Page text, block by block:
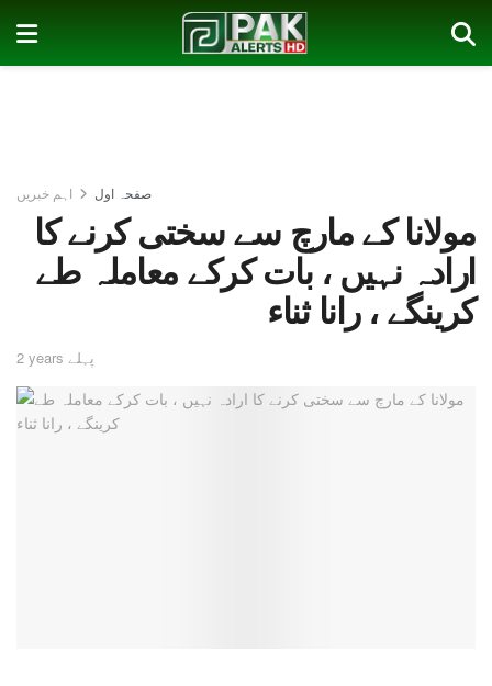
صفحہ اول اہم خبریں
مولانا کے مارچ سے سختی کرنے کا
ارادہ نہیں ، بات کرکے معاملہ طے
کرینگے ، رانا ثناء
2 years پہلے